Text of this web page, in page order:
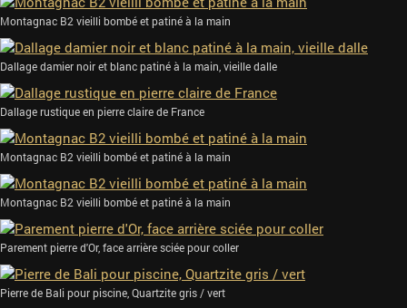
Montagnac B2 vieilli bombé et patiné à la main
Dallage damier noir et blanc patiné à la main, vieille dalle
Dallage rustique en pierre claire de France
Montagnac B2 vieilli bombé et patiné à la main
Montagnac B2 vieilli bombé et patiné à la main
Parement pierre d'Or, face arrière sciée pour coller
Pierre de Bali pour piscine, Quartzite gris / vert